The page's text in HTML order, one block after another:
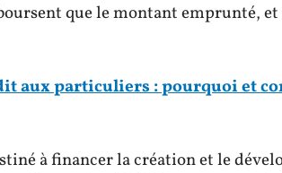
que le montant emprunté, et
aux particuliers : pourquoi et
à financer la création et le